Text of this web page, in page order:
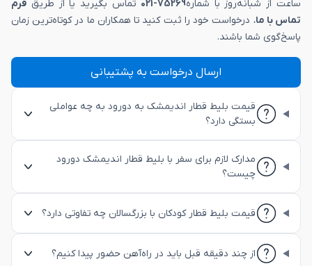
ساعت از شبانه‌روز با شماره75269-021 تماس بگیرید یا از طریق فرم
تماس با ما، درخواست خود را ثبت کنید تا همکاران ما در کوتاه‌ترین زمان
پاسخ‌گوی شما باشند.
ارسال درخواست به پشتیبانی
قیمت بلیط قطار اندیمشک به دورود به چه عواملی
بستگی دارد؟
مدارک لازم برای سفر با بلیط قطار اندیمشک دورود
چیست؟
قیمت بلیط قطار کودکان با بزرگسالان چه تفاوتی دارد؟
از چند دقیقه قبل باید در راه‌آهن حضور پیدا کنیم؟